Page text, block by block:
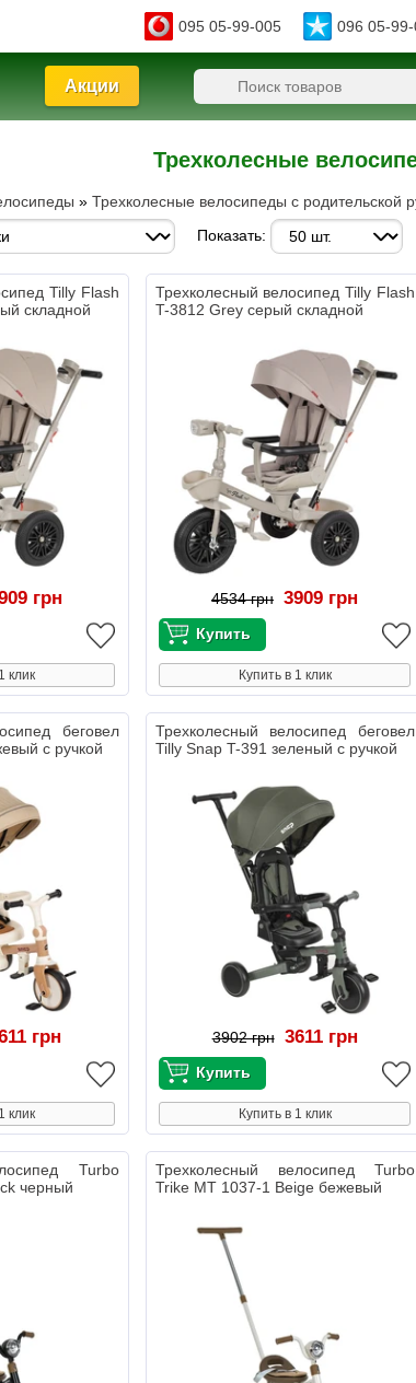
095 05-99-005 096 05-
Акции
Трехколесные
»Трехколесные велосипеды с родительской
Показать:
Tilly Flash
складной
грн
клик
Трехколесный велосипед Tilly Flash
T-3812 Grey серый складной
4534 грн 3909 грн
Купить в 1 клик
беговел
с ручкой
грн
клик
Трехколесный велосипед беговел
Tilly Snap T-391 зеленый с ручкой
3902 грн 3611 грн
Купить в 1 клик
Turbo
черный
Трехколесный велосипед Turbo
Trike MT 1037-1 Beige бежевый